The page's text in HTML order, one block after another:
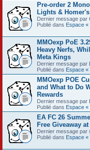
Pre-order 2
Lights &
Dernier message par
Publié dans Espace
MMOexp PoE
Heavy Nerfs,
Meta Kings
Dernier message par
Publié dans Espace
MMOexp POE
and What to Do
Rewards
Dernier message par
Publié dans Espace
EA FC 26
Free Giveaway at
Dernier message par
Publié dans Espace